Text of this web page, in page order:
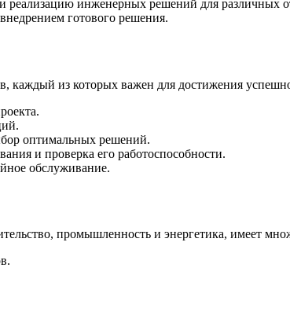
инженерных решений для различных
готового решения.
из которых важен для достижения
оптимальных решений.
и проверка его работоспособности.
обслуживание.
промышленность и энергетика, имеет